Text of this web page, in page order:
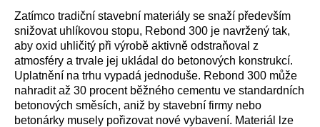
Zatímco tradiční stavební materiály se snaží především
snižovat uhlíkovou stopu, Rebond 300 je navržený tak,
aby oxid uhličitý při výrobě aktivně odstraňoval z
atmosféry a trvale jej ukládal do betonových konstrukcí.
Uplatnění na trhu vypadá jednoduše. Rebond 300 může
nahradit až 30 procent běžného cementu ve standardních
betonových směsích, aniž by stavební firmy nebo
betonárky musely pořizovat nové vybavení. Materiál lze